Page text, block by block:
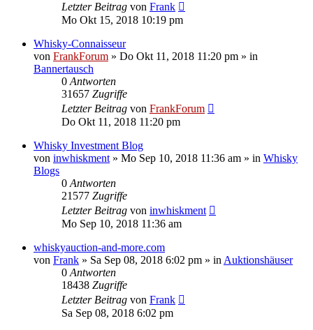
Letzter Beitrag von Frank
Mo Okt 15, 2018 10:19 pm
Whisky-Connaisseur
von FrankForum » Do Okt 11, 2018 11:20 pm » in
Bannertausch
0 Antworten
31657 Zugriffe
Letzter Beitrag von FrankForum
Do Okt 11, 2018 11:20 pm
Whisky Investment Blog
von inwhiskment » Mo Sep 10, 2018 11:36 am » in Whisky
Blogs
0 Antworten
21577 Zugriffe
Letzter Beitrag von inwhiskment
Mo Sep 10, 2018 11:36 am
whiskyauction-and-more.com
von Frank » Sa Sep 08, 2018 6:02 pm » in Auktionshäuser
0 Antworten
18438 Zugriffe
Letzter Beitrag von Frank
Sa Sep 08, 2018 6:02 pm